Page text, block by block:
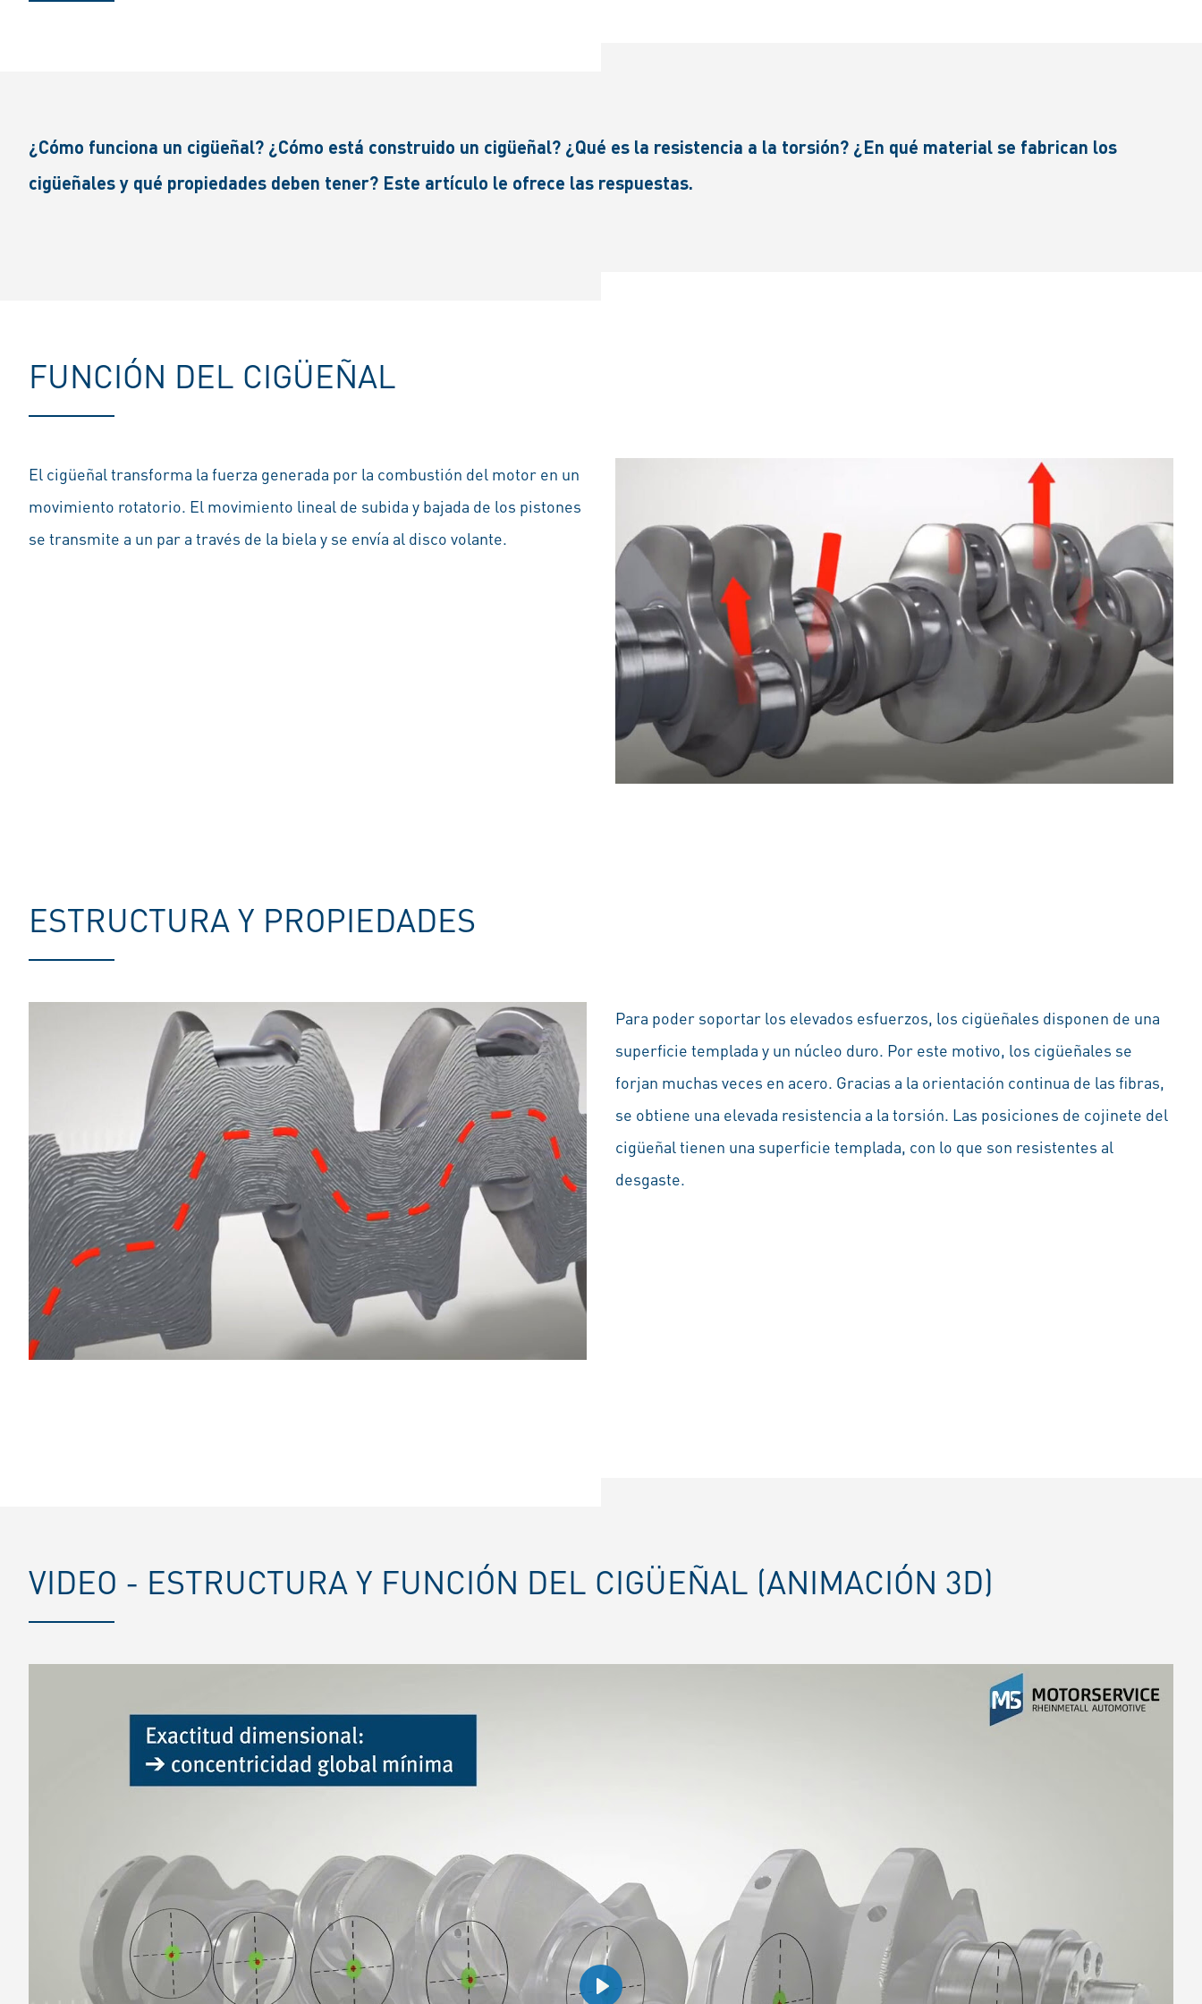
¿Cómo funciona un cigüeñal? ¿Cómo está construido un cigüeñal? ¿Qué es la resistencia a la torsión? ¿En qué material se fabrican los
cigüeñales y qué propiedades deben tener? Este artículo le ofrece las respuestas.
FUNCIÓN DEL CIGÜEÑAL
El cigüeñal transforma la fuerza generada por la combustión del motor en un
movimiento rotatorio. El movimiento lineal de subida y bajada de los pistones
se transmite a un par a través de la biela y se envía al disco volante.
ESTRUCTURA Y PROPIEDADES
Para poder soportar los elevados esfuerzos, los cigüeñales disponen de una
superficie templada y un núcleo duro. Por este motivo, los cigüeñales se
forjan muchas veces en acero. Gracias a la orientación continua de las fibras,
se obtiene una elevada resistencia a la torsión. Las posiciones de cojinete del
cigüeñal tienen una superficie templada, con lo que son resistentes al
desgaste.
VIDEO - ESTRUCTURA Y FUNCIÓN DEL CIGÜEÑAL (ANIMACIÓN 3D)